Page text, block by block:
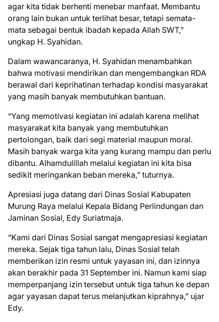
agar kita tidak berhenti menebar manfaat. Membantu
orang lain bukan untuk terlihat besar, tetapi semata-
mata sebagai bentuk ibadah kepada Allah SWT,”
ungkap H. Syahidan.
Dalam wawancaranya, H. Syahidan menambahkan
bahwa motivasi mendirikan dan mengembangkan RDA
berawal dari keprihatinan terhadap kondisi masyarakat
yang masih banyak membutuhkan bantuan.
“Yang memotivasi kegiatan ini adalah karena melihat
masyarakat kita banyak yang membutuhkan
pertolongan, baik dari segi material maupun moral.
Masih banyak warga kita yang kurang mampu dan perlu
dibantu. Alhamdulillah melalui kegiatan ini kita bisa
sedikit meringankan beban mereka,” tuturnya.
Apresiasi juga datang dari Dinas Sosial Kabupaten
Murung Raya melalui Kepala Bidang Perlindungan dan
Jaminan Sosial, Edy Suriatmaja.
“Kami dari Dinas Sosial sangat mengapresiasi kegiatan
mereka. Sejak tiga tahun lalu, Dinas Sosial telah
memberikan izin resmi untuk yayasan ini, dan izinnya
akan berakhir pada 31 September ini. Namun kami siap
memperpanjang izin tersebut untuk tiga tahun ke depan
agar yayasan dapat terus melanjutkan kiprahnya,” ujar
Edy.